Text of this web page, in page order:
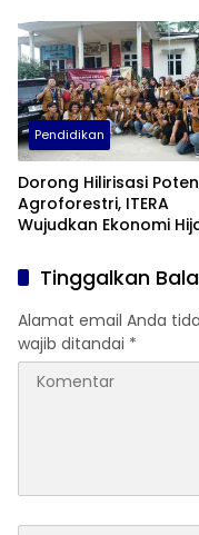
Digital
Pendidikan
Dorong Hilirisasi
Agroforestri, ITERA
Wujudkan Ekonomi
di Lampung Selatan
Tinggalkan
Alamat email Anda
wajib ditandai *